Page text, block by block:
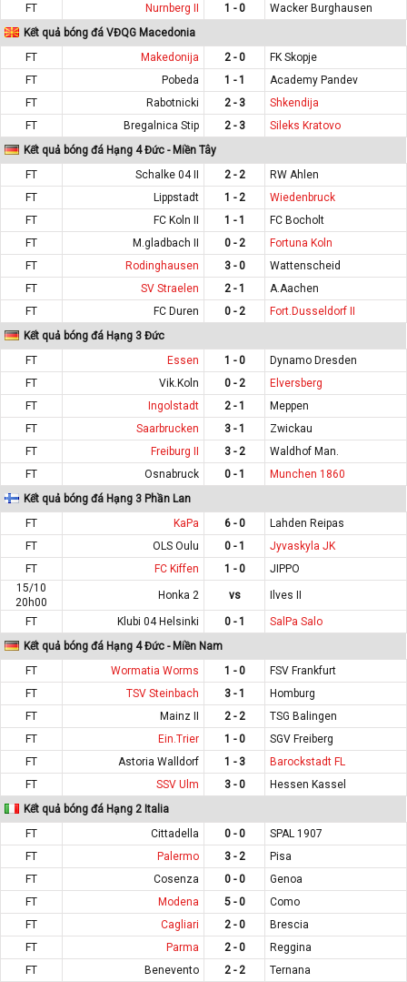
FT
Nurnberg II 1 - 0
Wacker Burghausen
Kết quả bóng đá VĐQG Macedonia
FT
Makedonija 2 - 0
FK Skopje
FT
Pobeda 1 - 1
Academy Pandev
FT
Rabotnicki 2 - 3
Shkendija
FT
Bregalnica Stip 2 - 3
Sileks Kratovo
Kết quả bóng đá Hạng 4 Đức - Miền Tây
FT
Schalke 04 II 2 - 2
RW Ahlen
FT
Lippstadt 1 - 2
Wiedenbruck
FT
FC Koln II 1 - 1
FC Bocholt
FT
M.gladbach II 0 - 2
Fortuna Koln
FT
Rodinghausen 3 - 0
Wattenscheid
FT
SV Straelen 2 - 1
A.Aachen
FT
FC Duren 0 - 2
Fort.Dusseldorf II
Kết quả bóng đá Hạng 3 Đức
FT
Essen 1 - 0
Dynamo Dresden
FT
Vik.Koln 0 - 2
Elversberg
FT
Ingolstadt 2 - 1
Meppen
FT
Saarbrucken 3 - 1
Zwickau
FT
Freiburg II 3 - 2
Waldhof Man.
FT
Osnabruck 0 - 1
Munchen 1860
Kết quả bóng đá Hạng 3 Phần Lan
FT
KaPa 6 - 0
Lahden Reipas
FT
OLS Oulu 0 - 1
Jyvaskyla JK
FT
FC Kiffen 1 - 0
JIPPO
15/10
20h00
Honka 2 vs Ilves II
FT Klubi 04 Helsinki 0 - 1
SalPa Salo
Kết quả bóng đá Hạng 4 Đức - Miền Nam
FT
Wormatia Worms 1 - 0
FSV Frankfurt
FT
TSV Steinbach 3 - 1
Homburg
FT
Mainz II 2 - 2
TSG Balingen
FT
Ein.Trier 1 - 0
SGV Freiberg
FT
Astoria Walldorf 1 - 3
Barockstadt FL
FT
SSV Ulm 3 - 0
Hessen Kassel
Kết quả bóng đá Hạng 2 Italia
FT
Cittadella 0 - 0
SPAL 1907
FT
Palermo 3 - 2
Pisa
FT
Cosenza 0 - 0
Genoa
FT
Modena 5 - 0
Como
FT
Cagliari 2 - 0
Brescia
FT
Parma 2 - 0
Reggina
FT
Benevento 2 - 2 Ternana